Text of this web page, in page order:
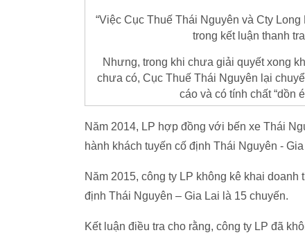
“Việc Cục Thuế Thái Nguyên và Cty
trong kết luận thanh
Nhưng, trong khi chưa giải quyết xong
chưa có, Cục Thuế Thái Nguyên lại
cáo và có tính chất “dồn
Năm 2014, LP hợp đồng với bến xe Thái
hành khách tuyến cố định Thái Nguyên -
Năm 2015, công ty LP không kê khai
định Thái Nguyên – Gia Lai là 15 chuyến.
Kết luận điều tra cho rằng, công ty LP đã